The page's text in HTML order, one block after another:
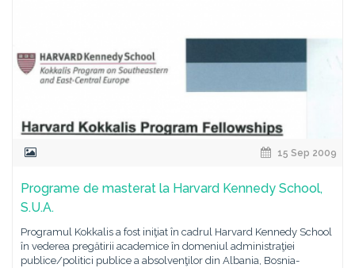
15 Sep 2009
Programe de masterat la Harvard Kennedy School,
S.U.A.
Programul Kokkalis a fost iniţiat în cadrul Harvard Kennedy School
în vederea pregătirii academice în domeniul administraţiei
publice/politici publice a absolvenţilor din Albania, Bosnia-